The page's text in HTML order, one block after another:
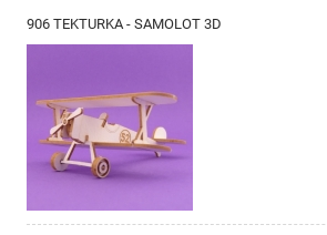
906 TEKTURKA - SAMOLOT 3D